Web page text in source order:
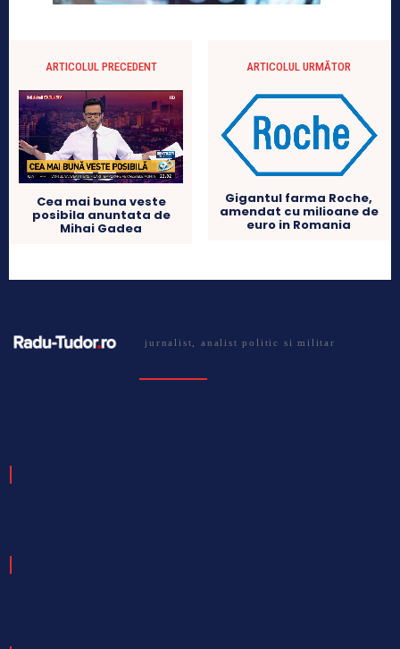
ARTICOLUL PRECEDENT
Cea mai buna veste
posibila anuntata de
Mihai Gadea
ARTICOLUL URMĂTOR
Gigantul farma Roche,
amendat cu milioane de
euro in Romania
jurnalist, analist politic si militar